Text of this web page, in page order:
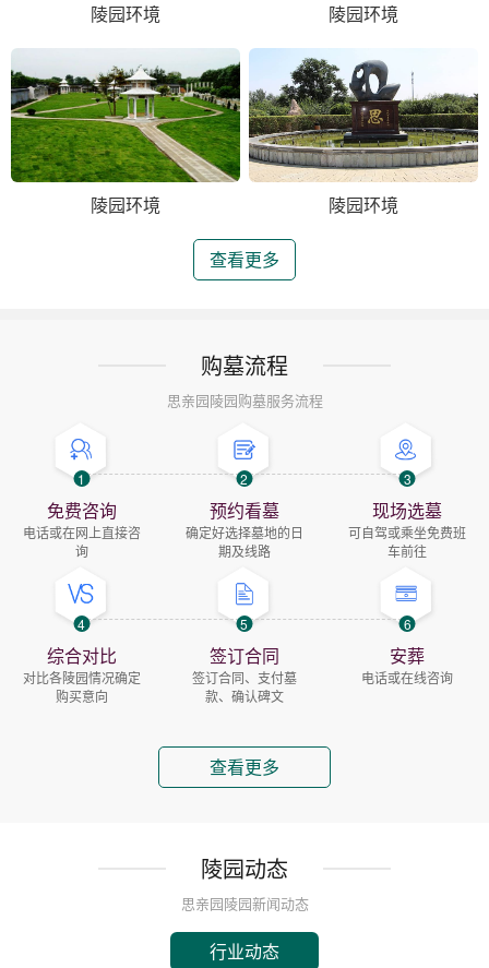
陵园环境 陵园环境
陵园环境 陵园环境
查看更多
购墓流程
思亲园陵园购墓服务流程
1
免费咨询
电话或在网上直接咨
询
2
预约看墓
确定好选择墓地的日
期及线路
3
现场选墓
可自驾或乘坐免费班
车前往
4
综合对比
对比各陵园情况确定
购买意向
5
签订合同
签订合同、支付墓
款、确认碑文
6
安葬
电话或在线咨询
查看更多
陵园动态
思亲园陵园新闻动态
行业动态